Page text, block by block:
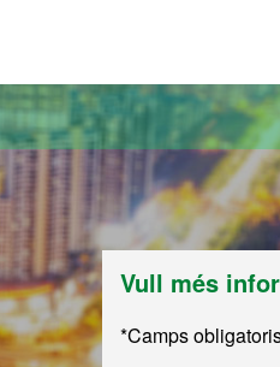
Vull més
*Camps